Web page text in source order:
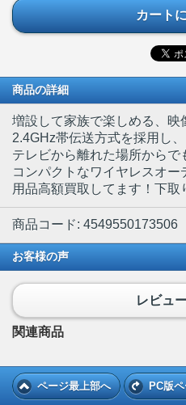
カート
商品の詳細
増設して家族で楽しめる、映
2.4GHz帯伝送方式を採用し、
テレビから離れた場所から
コンパクトなワイヤレス
用品高額買取してます！下
商品コード: 4549550173506
お客様の声
レビュ
関連商品
ページ最上部へ PC版